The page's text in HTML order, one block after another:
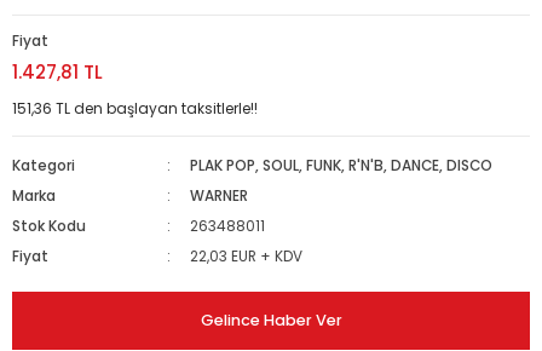
Fiyat
1.427,81 TL
151,36 TL den başlayan taksitlerle!!
Kategori
PLAK POP, SOUL, FUNK, R'N'B, DANCE, DISCO
Marka
WARNER
Stok Kodu
263488011
Fiyat
22,03 EUR + KDV
Gelince Haber Ver